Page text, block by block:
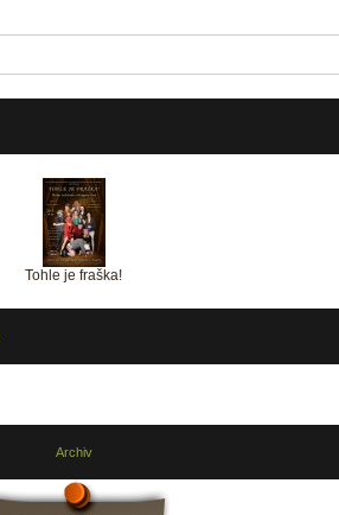
Tohle je fraška!
Archiv